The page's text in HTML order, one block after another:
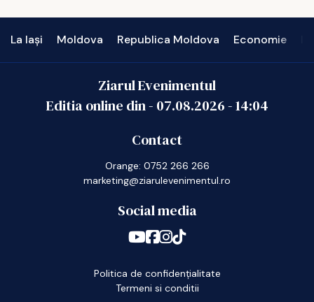
La Iași Moldova Republica Moldova Economie
Ziarul Evenimentul
Editia online din - 07.08.2026-14:04
Contact
Orange: 0752 266 266
marketing@ziarulevenimentul.ro
Social media
Politica de confidențialitate
Termeni si conditii